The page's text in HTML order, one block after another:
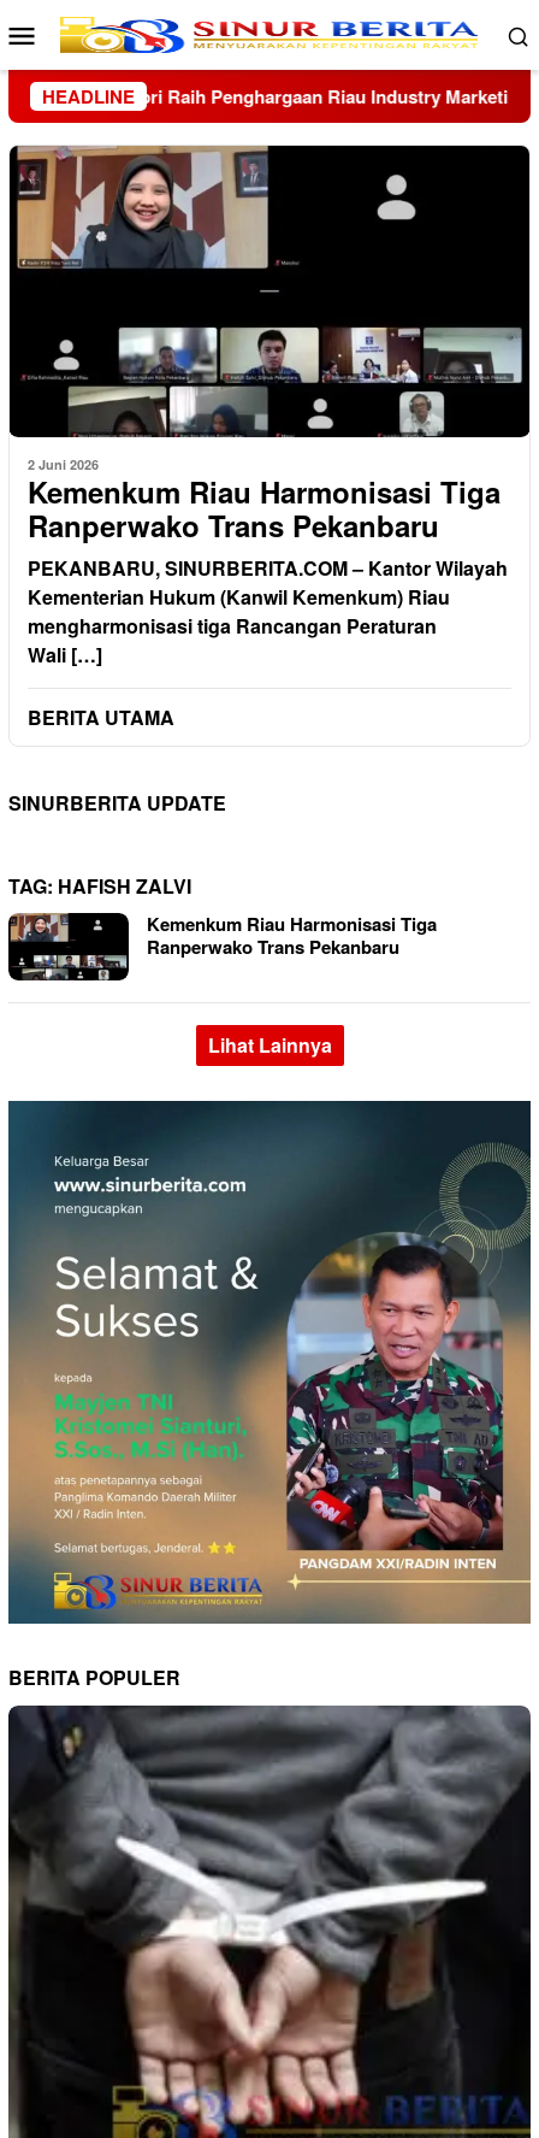
Loncat
ke
konten
Menu
Mobile
HEADLINE
Champion 2026 Asintel Satlap Tricakti Beri
2 Juni 2026
Kemenkum Riau Harmonisasi Tiga
Ranperwako Trans Pekanbaru
PEKANBARU, SINURBERITA.COM – Kantor Wilayah
Kementerian Hukum (Kanwil Kemenkum) Riau
mengharmonisasi tiga Rancangan Peraturan
Wali […]
BERITA UTAMA
SINURBERITA UPDATE
TAG: HAFISH ZALVI
Kemenkum Riau Harmonisasi Tiga
Ranperwako Trans Pekanbaru
Lihat Lainnya
BERITA POPULER